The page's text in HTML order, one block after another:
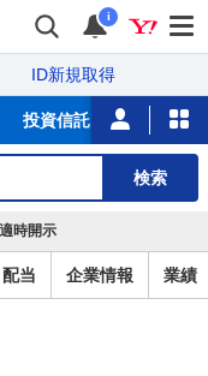
i
ID新規取得
投資信託 ニュース
検索
適時開示
配当 企業情報 業績